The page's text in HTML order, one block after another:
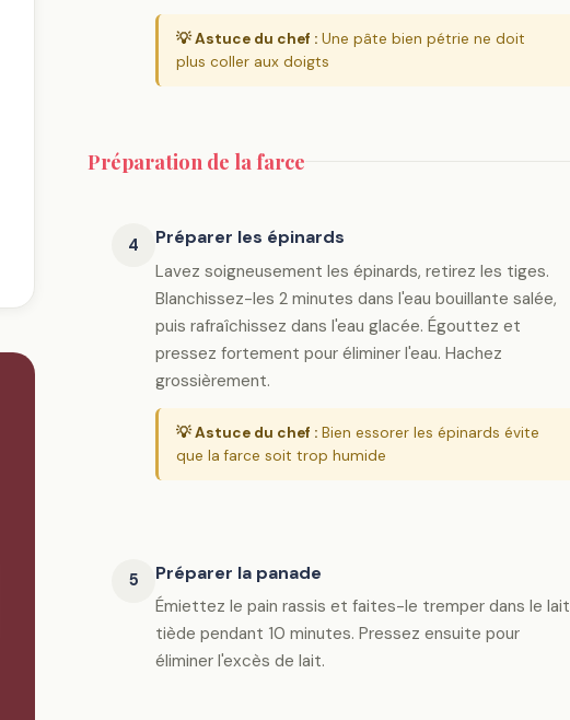
💡 Astuce du chef : Une pâte bien pétrie ne doit
plus coller aux doigts
Préparation de la farce
4 Préparer les épinards
Lavez soigneusement les épinards, retirez les tiges.
Blanchissez-les 2 minutes dans l'eau bouillante salée,
puis rafraîchissez dans l'eau glacée. Égouttez et
pressez fortement pour éliminer l'eau. Hachez
grossièrement.
💡 Astuce du chef : Bien essorer les épinards évite
que la farce soit trop humide
5 Préparer la panade
Émiettez le pain rassis et faites-le tremper dans le lait
tiède pendant 10 minutes. Pressez ensuite pour
éliminer l'excès de lait.